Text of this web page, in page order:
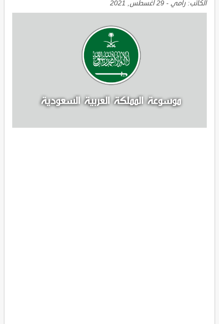
الكاتب: رامي - 29 أغسطس, 2021